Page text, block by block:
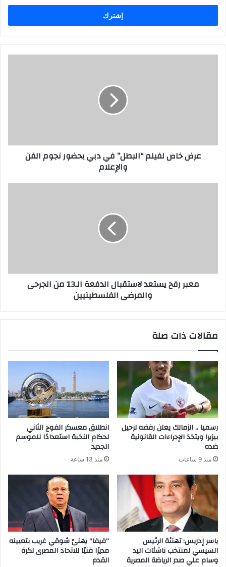
الإلكتروني
عرض خاص لفيلم “البطل” في دبي بحضور نجوم الفن
والإعلام
معبر رفح يستعد لاستقبال الدفعة الـ13 من الجرحى
والمرضى الفلسطينيين
مقالات ذات صلة
رسميا .. الزمالك يعلن رفضه لرحيل
بيزيرا ويتخذ الإجراءات القانونية
ضده
منذ 9 ساعات
انطلاق معسكر الفوج الثاني
لحكام النخبة استعدادًا للموسم
الجديد
منذ 13 ساعة
ياسر إدريس: تهنئة الرئيس
السيسي لمنتخب ناشئات اليد
وسام علي صدر الرياضة المصرية
“فيفا” يهنئ شوقي غريب بتعيينه
مديرًا فنيًا للاتحاد المصرى لكرة
القدم